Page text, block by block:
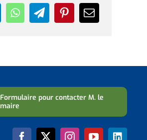
Formulaire pour contacter M. le
maire